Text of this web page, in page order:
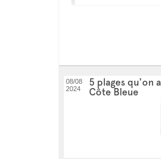
08/08
2024
5 plages qu'on
Côte Bleue